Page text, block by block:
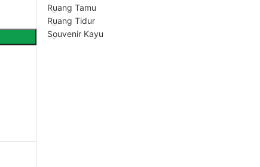
Ruang Tamu
Ruang Tidur
Souvenir Kayu